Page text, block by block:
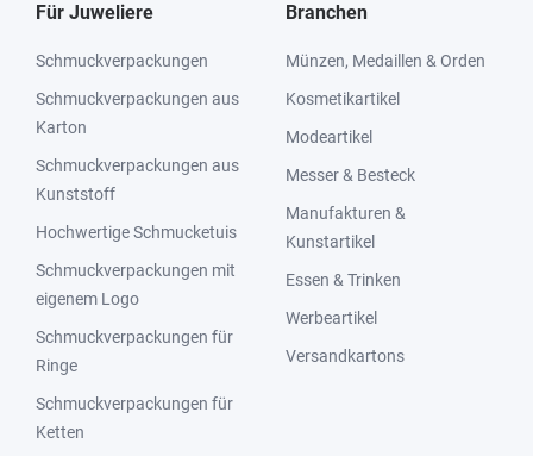
Für Juweliere
Schmuckverpackungen
Schmuckverpackungen aus
Karton
Schmuckverpackungen aus
Kunststoff
Hochwertige Schmucketuis
Schmuckverpackungen mit
eigenem Logo
Schmuckverpackungen für
Ringe
Schmuckverpackungen für
Ketten
Branchen
Münzen, Medaillen & Orden
Kosmetikartikel
Modeartikel
Messer & Besteck
Manufakturen &
Kunstartikel
Essen & Trinken
Werbeartikel
Versandkartons